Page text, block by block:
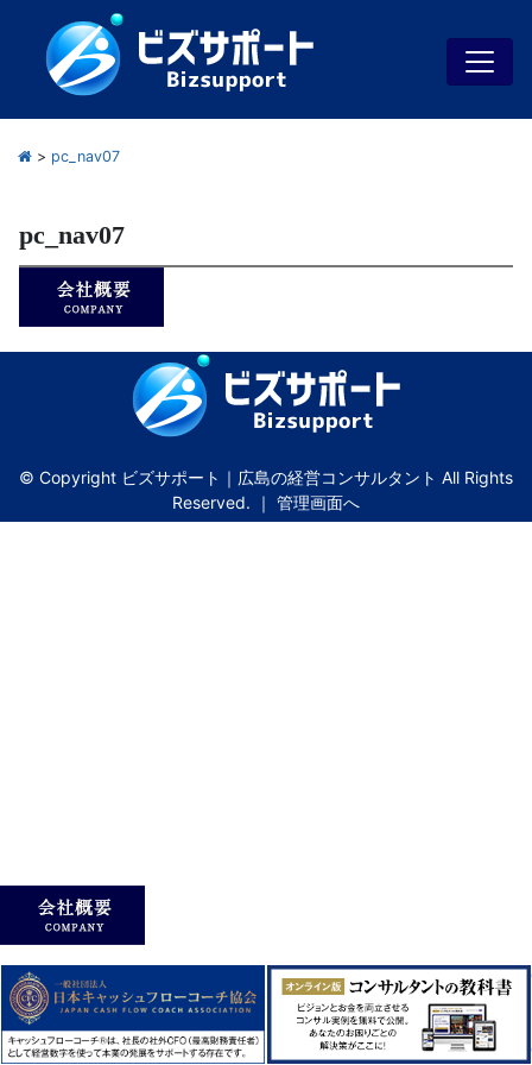
> pc_nav07
pc_nav07
© Copyright ビズサポート｜広島の経営コンサルタント All Rights
Reserved. ｜ 管理画面へ